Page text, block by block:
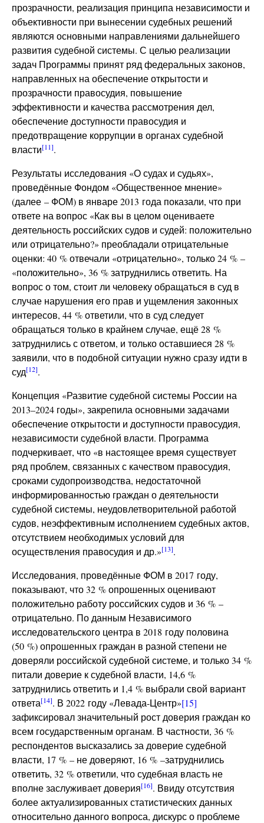
прозрачности, реализация принципа независимости и
объективности при вынесении судебных решений
являются основными направлениями дальнейшего
развития судебной системы. С целью реализации
задач Программы принят ряд федеральных законов,
направленных на обеспечение открытости и
прозрачности правосудия, повышение
эффективности и качества рассмотрения дел,
обеспечение доступности правосудия и
предотвращение коррупции в органах судебной
власти[11].
Результаты исследования «О судах и судьях»,
проведённые Фондом «Общественное мнение»
(далее – ФОМ) в январе 2013 года показали, что при
ответе на вопрос «Как вы в целом оцениваете
деятельность российских судов и судей: положительно
или отрицательно?» преобладали отрицательные
оценки: 40 % отвечали «отрицательно», только 24 % –
«положительно», 36 % затруднились ответить. На
вопрос о том, стоит ли человеку обращаться в суд в
случае нарушения его прав и ущемления законных
интересов, 44 % ответили, что в суд следует
обращаться только в крайнем случае, ещё 28 %
затруднились с ответом, и только оставшиеся 28 %
заявили, что в подобной ситуации нужно сразу идти в
суд[12].
Концепция «Развитие судебной системы России на
2013–2024 годы», закрепила основными задачами
обеспечение открытости и доступности правосудия,
независимости судебной власти. Программа
подчеркивает, что «в настоящее время существует
ряд проблем, связанных с качеством правосудия,
сроками судопроизводства, недостаточной
информированностью граждан о деятельности
судебной системы, неудовлетворительной работой
судов, неэффективным исполнением судебных актов,
отсутствием необходимых условий для
осуществления правосудия и др.»[13].
Исследования, проведённые ФОМ в 2017 году,
показывают, что 32 % опрошенных оценивают
положительно работу российских судов и 36 % –
отрицательно. По данным Независимого
исследовательского центра в 2018 году половина
(50 %) опрошенных граждан в разной степени не
доверяли российской судебной системе, и только 34 %
питали доверие к судебной власти, 14,6 %
затруднились ответить и 1,4 % выбрали свой вариант
ответа[14]. В 2022 году «Левада-Центр»[15]
зафиксировал значительный рост доверия граждан ко
всем государственным органам. В частности, 36 %
респондентов высказались за доверие судебной
власти, 17 % – не доверяют, 16 % –затруднились
ответить, 32 % ответили, что судебная власть не
вполне заслуживает доверия[16]. Ввиду отсутствия
более актуализированных статистических данных
относительно данного вопроса, дискурс о проблеме